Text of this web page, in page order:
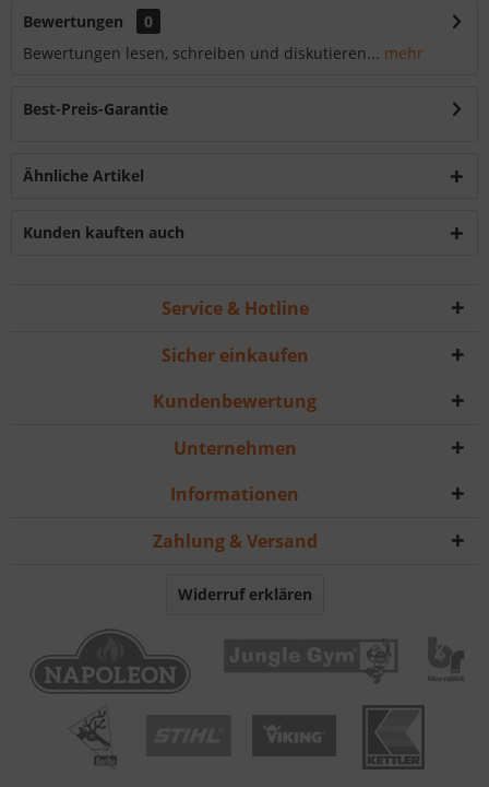
Bewertungen
0
Bewertungen lesen, schreiben und diskutieren... mehr
Best-Preis-Garantie
Ähnliche Artikel
Kunden kauften auch
Service & Hotline
Sicher einkaufen
Kundenbewertung
Unternehmen
Informationen
Zahlung & Versand
Widerruf erklären